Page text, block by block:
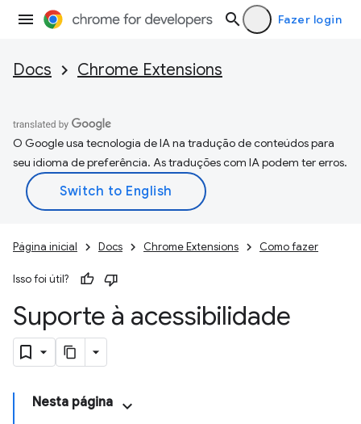
Fazer login
Docs Chrome Extensions
O Google usa tecnologia de IA na tradução de conteúdos para
seu idioma de preferência. As traduções com IA podem ter erros.
Página inicial Docs Chrome Extensions Como fazer
Isso foi útil?
Suporte à acessibilidade
Nesta página